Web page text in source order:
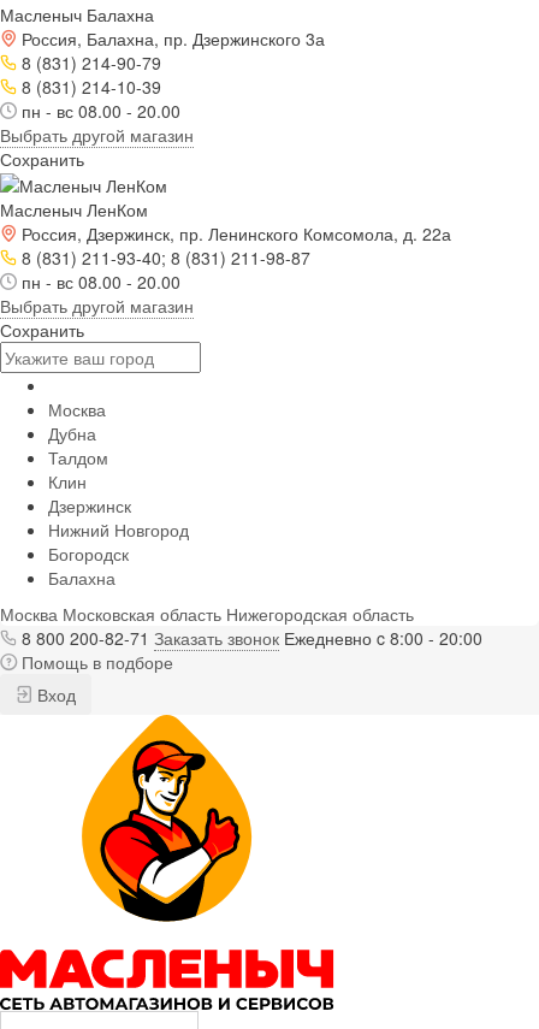
Масленыч Балахна
Россия, Балахна, пр. Дзержинского 3а
8 (831) 214-90-79
8 (831) 214-10-39
пн - вс 08.00 - 20.00
Выбрать другой магазин
Сохранить
Масленыч ЛенКом
Россия, Дзержинск, пр. Ленинского Комсомола, д. 22а
8 (831) 211-93-40; 8 (831) 211-98-87
пн - вс 08.00 - 20.00
Выбрать другой магазин
Сохранить
Москва
Дубна
Талдом
Клин
Дзержинск
Нижний Новгород
Богородск
Балахна
Москва Московская область Нижегородская область
8 800 200-82-71 Заказать звонок Ежедневно c 8:00 - 20:00
Помощь в подборе
Вход